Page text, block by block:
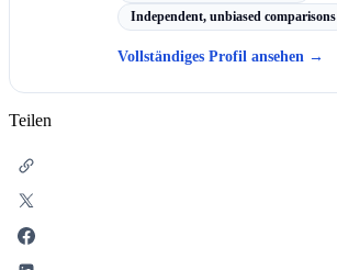
Independent, unbiased comparisons
Vollständiges Profil ansehen →
Teilen